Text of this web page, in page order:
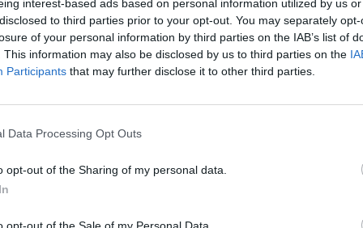
interest-based ads based on personal information utilized by us
to third parties prior to your opt-out. You may separately
of your personal information by third parties on the IAB’s list of
This information may also be disclosed by us to third parties on the
Participants that may further disclose it to other third parties.
Data Processing Opt Outs
opt-out of the Sharing of my personal data.
opt-out of the Sale of my Personal Data.
trunkančią karjerą Vaidas Baumila tapo
scenos vardų. Jo koncertai išsiskiria
sukurti ypatingą ryšį su kiekvienu klausytoju –
ar tie, kurie atlikėją gyvai išgirs pirmą kartą.